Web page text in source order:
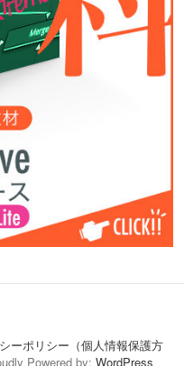
ム
ー
い
ーポリシー（個人情報保護方
Powered by: WordPress